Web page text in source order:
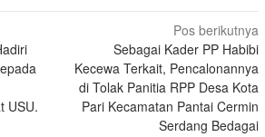
USU.
Pos berikutnya
Sebagai Kader PP Habibi
Kecewa Terkait, Pencalonannya
di Tolak Panitia RPP Desa Kota
Pari Kecamatan Pantai Cermin
Serdang Bedagai